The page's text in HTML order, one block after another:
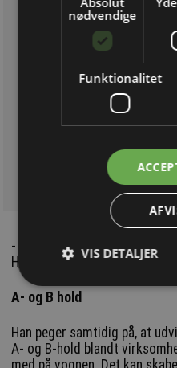
- Det viser et stort uforløst
Hee, politisk chefkonsulent i
A- og B hold
Han peger samtidig på, at
A- og B-hold blandt
med på vognen. Det kan
nødvendige
Funktionalitet
VIS DETALJER